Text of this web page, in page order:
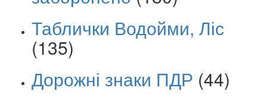
Таблички Водойми, Ліс
(135)
Дорожні знаки ПДР (44)